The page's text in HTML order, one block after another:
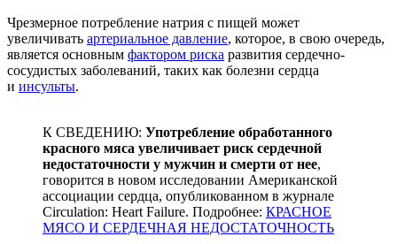
Чрезмерное потребление натрия с пищей может
увеличивать артериальное давление, которое, в свою очередь,
является основным фактором риска развития сердечно-
сосудистых заболеваний, таких как болезни сердца
и инсульты.
К СВЕДЕНИЮ: Употребление обработанного
красного мяса увеличивает риск сердечной
недостаточности у мужчин и смерти от нее,
говорится в новом исследовании Американской
ассоциации сердца, опубликованном в журнале
Circulation: Heart Failure. Подробнее: КРАСНОЕ
МЯСО И СЕРДЕЧНАЯ НЕДОСТАТОЧНОСТЬ